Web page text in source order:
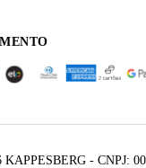
- CNPJ: